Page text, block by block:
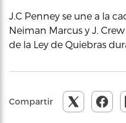
J.C Penney se une a la
Neiman Marcus y J.
de la Ley de Quiebras
Compartir